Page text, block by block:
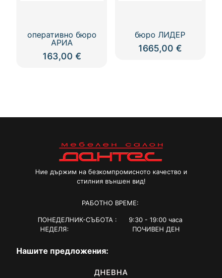
оперативно бюро
АРИА
163,00 €
бюро ЛИДЕР
1665,00€
Ние държим на безкомпромисното качество и
стилния външен вид!
РАБОТНО ВРЕМЕ:
ПОНЕДЕЛНИК-СЪБОТА : 9:30 - 19:00 часа
НЕДЕЛЯ: ПОЧИВЕН ДЕН
Нашите предложения:
ДНЕВНА